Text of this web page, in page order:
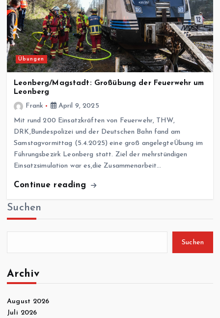
Übungen
Leonberg/Magstadt: Großübung der Feuerwehr um
Leonberg
Frank
April 9, 2025
Mit rund 200 Einsatzkräften von Feuerwehr, THW,
DRK,Bundespolizei und der Deutschen Bahn fand am
Samstagvormittag (5.4.2025) eine groß angelegteÜbung im
Führungsbezirk Leonberg statt. Ziel der mehrstündigen
Einsatzsimulation war es,die Zusammenarbeit…
Continue reading
Suchen
Suchen
Archiv
August 2026
Juli 2026